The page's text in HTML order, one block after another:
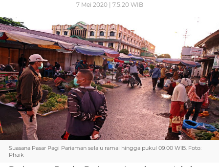
7 Mei 2020 | 7.5.20 WIB
Suasana Pasar Pagi Pariaman selalu ramai hingga pukul 09.00 WIB. Foto:
Phaik